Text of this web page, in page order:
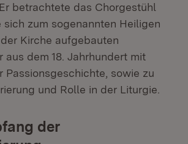
betrachtete das Chorgestühl
sich zum sogenannten Heiligen
Kirche aufgebauten
aus dem 18. Jahrhundert mit
Passionsgeschichte, sowie zu
und Rolle in der Liturgie.
der